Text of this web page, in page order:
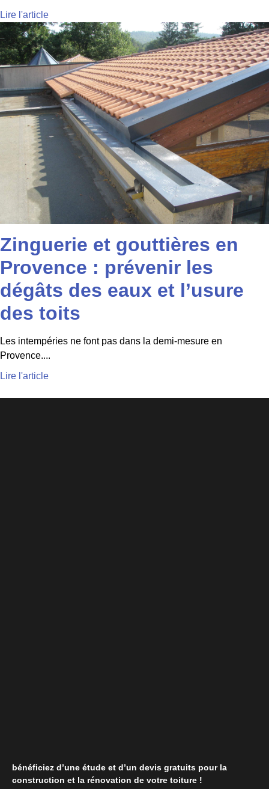
Lire l'article
Zinguerie et gouttières en
Provence : prévenir les
dégâts des eaux et l’usure
des toits
Les intempéries ne font pas dans la demi-mesure en
Provence....
Lire l'article
bénéficiez d’une étude et d’un devis gratuits pour la
construction et la rénovation de votre toiture !